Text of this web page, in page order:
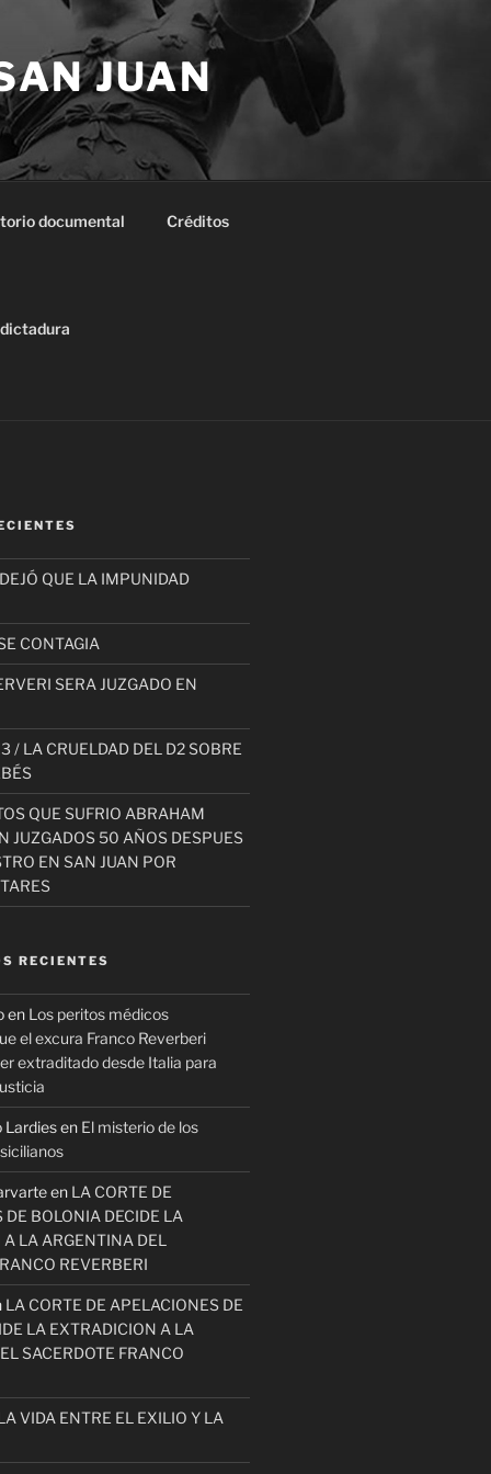
JUAN
documental Créditos
QUE LA IMPUNIDAD
CONTAGIA
SERA JUZGADO EN
/ LA CRUELDAD DEL D2 SOBRE
QUE SUFRIO ABRAHAM
JUZGADOS 50 AÑOS DESPUES
EN SAN JUAN POR
RECIENTES
en Los peritos médicos
el excura Franco Reverberi
extraditado desde Italia para
Lardiesen El misterio de los
en LA CORTE DE
DE BOLONIA DECIDE LA
LA ARGENTINA DEL
REVERBERI
LA CORTE DE APELACIONES DE
LA EXTRADICION A LA
SACERDOTE FRANCO
VIDA ENTRE EL EXILIO Y LA